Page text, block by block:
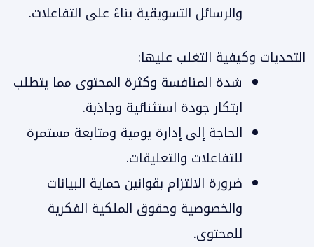
والرسائل التسويقية بناءً على التفاعلات.
التحديات وكيفية التغلب عليها:
شدة المنافسة وكثرة المحتوى مما يتطلب
ابتكار جودة استثنائية وجاذبة.
الحاجة إلى إدارة يومية ومتابعة مستمرة
للتفاعلات والتعليقات.
ضرورة الالتزام بقوانين حماية البيانات
والخصوصية وحقوق الملكية الفكرية
للمحتوى.